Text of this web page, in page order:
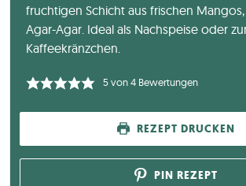
fruchtigen Schicht aus frischen
Agar-Agar. Ideal als Nachspeise oder
Kaffeekränzchen.
5von4Bewertungen
REZEPT DRUCKEN
PIN REZEPT